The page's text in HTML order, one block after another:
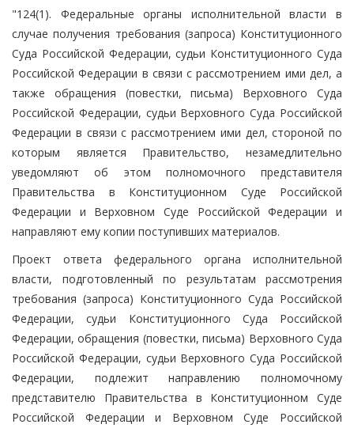
"124(1). Федеральные органы исполнительной власти в
случае получения требования (запроса) Конституционного
Суда Российской Федерации, судьи Конституционного Суда
Российской Федерации в связи с рассмотрением ими дел, а
также обращения (повестки, письма) Верховного Суда
Российской Федерации, судьи Верховного Суда Российской
Федерации в связи с рассмотрением ими дел, стороной по
которым является Правительство, незамедлительно
уведомляют об этом полномочного представителя
Правительства в Конституционном Суде Российской
Федерации и Верховном Суде Российской Федерации и
направляют ему копии поступивших материалов.
Проект ответа федерального органа исполнительной
власти, подготовленный по результатам рассмотрения
требования (запроса) Конституционного Суда Российской
Федерации, судьи Конституционного Суда Российской
Федерации, обращения (повестки, письма) Верховного Суда
Российской Федерации, судьи Верховного Суда Российской
Федерации, подлежит направлению полномочному
представителю Правительства в Конституционном Суде
Российской Федерации и Верховном Суде Российской